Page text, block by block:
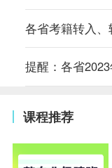
各省考籍转入、
提醒：各省
课程推荐